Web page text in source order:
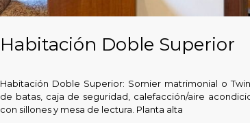
Habitación Doble Superior
Habitación Doble Superior: Somier matrimonial o Twin,
de batas, caja de seguridad, calefacción/aire
con sillones y mesa de lectura. Planta alta